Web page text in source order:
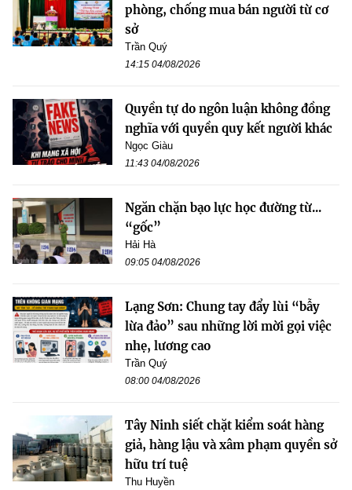
phòng, chống mua bán người từ cơ
sở
Trần Quý
14:15 04/08/2026
Quyền tự do ngôn luận không đồng
nghĩa với quyền quy kết người khác
Ngọc Giàu
11:43 04/08/2026
Ngăn chặn bạo lực học đường từ...
“gốc”
Hải Hà
09:05 04/08/2026
Lạng Sơn: Chung tay đẩy lùi “bẫy
lừa đảo” sau những lời mời gọi việc
nhẹ, lương cao
Trần Quý
08:00 04/08/2026
Tây Ninh siết chặt kiểm soát hàng
giả, hàng lậu và xâm phạm quyền sở
hữu trí tuệ
Thu Huyền